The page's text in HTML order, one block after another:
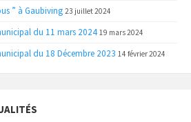
” à Gaubiving 23 juillet 2024
du 11 mars 2024 19 mars 2024
du 18 Décembre 2023 14 février 2024